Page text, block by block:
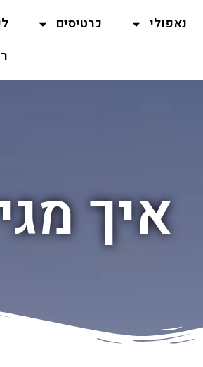
נאפולי כרטיסים
איך